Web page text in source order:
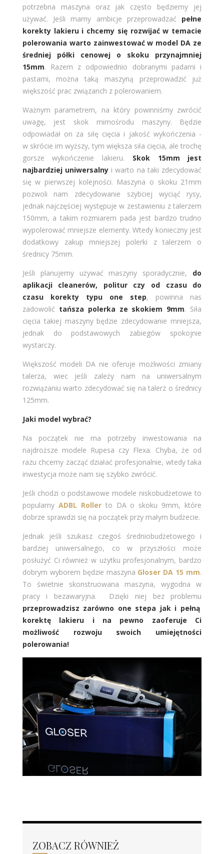
potrzebna maszyna oraz jak często będziemy jej
używać. Jeśli mamy ambicje przeprowadzać pełne
korekty lakieru i chcemy się rozwijać w temacie
polerowania warto zainwestować w model DA ze
średniej półki cenowej o skoku przynajmniej
15mm. Razem z odpowiednio dobranymi padami i
pastami, można taką maszyną przeprowadzić już
większość prac związanch z polerowaniem.
Ważnym parametrem, na który powinniśmy zwrócić
uwagę, jest skok mimośrodu maszyny. Będzie
odpowiadał on za siłę cięcia i jakość wykończenia -
w skrócie im wyższy, tym większa siła cięcia, ale trochę
gorsze wykończenie lakieru. Skok 15mm jest
najbardziej uniwersalny i warto na taki zdecydować
się w pierwszej kolejności. Maszyna o skoku 21mm
pozwoli nam zdecydowanie szybciej wyciąć rysy,
jednak najczęściej występuje w zestawieniu z talerzem
150mm, a takim rozmiarem pada jest bardzo trudno
wypolerować mniejsze elementy. Wtedy konieczny jest
dodatkowy zakup mniejszej polerki z talerzem o
średnicy 75mm.
Jeśli planujemy używać maszyny sporadycznie, do
aplikacji cleanerów, politur czy od czasu do
czasu korekty typu one step, powinna nas
zadowolić tańsza polerka ze skokiem 9mm. Siła
cięcia takiej maszyny będzie zdecydowanie mniejsza,
jednak do podstawowych zabiegów spokojnie
wystarczy.
Większość modeli DA nie oferuje możliwości zmiany
talerza, wiec jeśli zależy nam na uniwersalnym
rozwiązaniu warto zdecydować się na talerz o średnicy
125mm.
Jaki model wybrać?
Na początek nie ma potrzeby inwestowania na
najdroższe modele Rupesa czy Flexa. Chyba, że od
razu chcemy zacząć działać profesjonalnie, wtedy taka
inwestycja może nam się szybko zwrócić.
Jeśli chodzi o podstawowe modele niskobudżetowe to
popularny ADBL Rollerto DA o skoku 9mm, które
dobrze sprawdzi się na początek przy małym budżecie.
Jednak jeśli szukasz czegoś średniobudżetowego i
bardziej uniwersalnego, co w przyszłości może
posłużyć Ci również w użytku profesjonalnym, bardzo
dobrym wyborem będzie maszyna Gloser DA 15 mm.
To świetnie skonstruowana maszyna, wygodna w
pracy i bezawaryjna. Dzięki niej bez problemu
przeprowadzisz zarówno one stepa jak i pełną
korektę lakieru i na pewno zaoferuje Ci
możliwość rozwoju swoich umiejętności
polerowania!
ZOBACZ RÓWNIEŻ